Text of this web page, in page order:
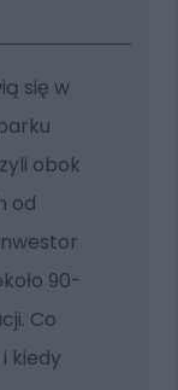
się w
obok
od
90-
Co
kiedy